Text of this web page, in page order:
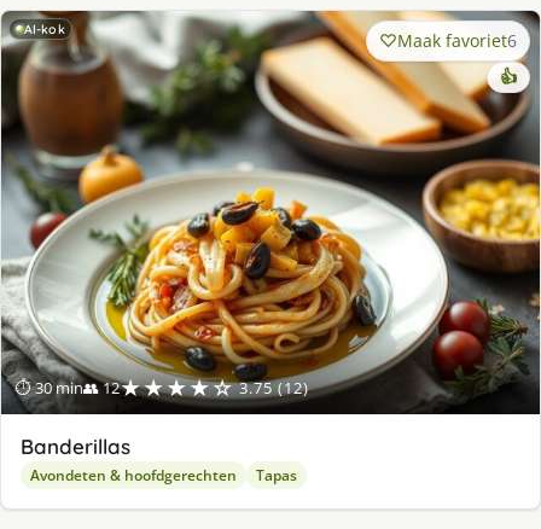
AI-kok
⏱ 30 min👥 12★★★★☆ 3.75 (12)
Maak favoriet6
👍
Banderillas
Avondeten & hoofdgerechten Tapas